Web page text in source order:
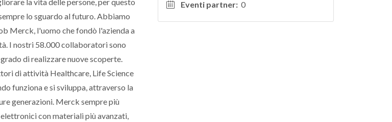
lo sguardo al futuro. Abbiamo
Merck, l'uomo che fondò l'azienda a
I nostri 58.000 collaboratori sono
di realizzare nuove scoperte.
di attività Healthcare, Life Science
funziona e si sviluppa, attraverso la
generazioni. Merck sempre più
con materiali più avanzati,
Eventi partner:0